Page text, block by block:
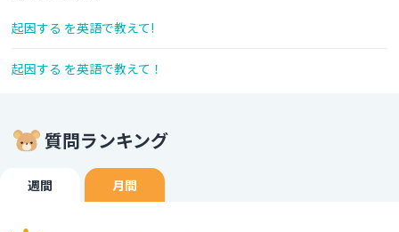
起因する を英語で教えて!
起因する を英語で教えて！
質問ランキング
週間 月間